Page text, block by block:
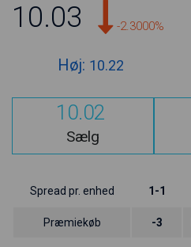
10.03 -2.3000%
Høj: 10.22
10.02
Sælg
Spread pr. enhed 1-1
Præmiekøb -3